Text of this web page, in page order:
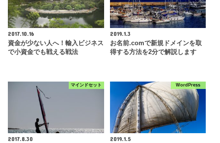
2017.10.16
資金が少ない人へ！輸入ビジネス
で小資金でも戦える戦法
2019.1.3
お名前.comで新規ドメインを取
得する方法を2分で解説します
マインドセット
2017.8.30
WordPress
2019.1.5